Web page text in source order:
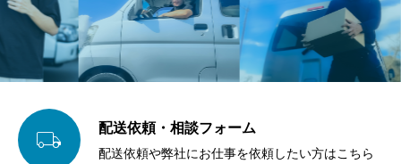
 配送依頼・相談フォーム
配送依頼や弊社にお仕事を依頼したい方はこちら